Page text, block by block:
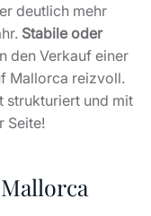
deutlich mehr
Stabile oder
den Verkauf einer
Mallorca reizvoll.
strukturiert und mit
Seite!